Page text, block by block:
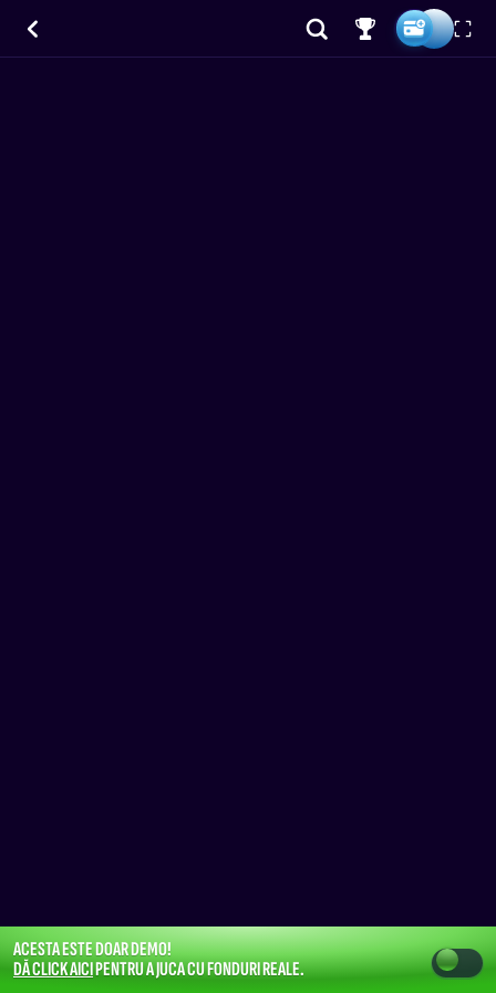
ACESTA ESTE DOAR DEMO!
DĂ CLICK AICIPENTRU A JUCA CU FONDURI REALE.